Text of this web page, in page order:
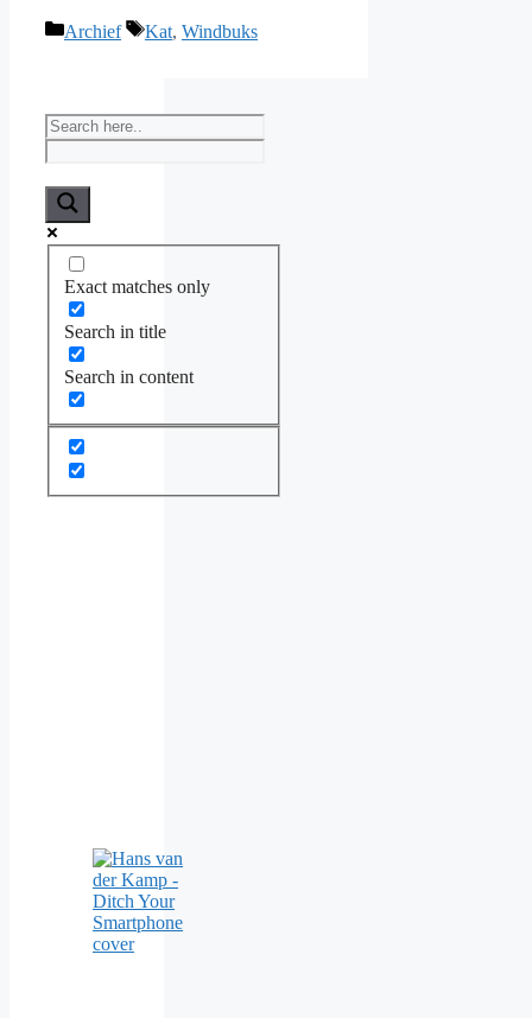
Categories
Archief Tags
Kat, Windbuks
Exact matches only
Search in title
Search in content